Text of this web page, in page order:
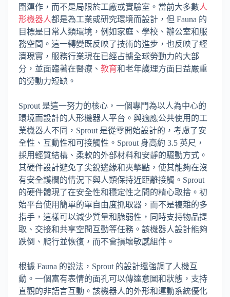
圍運作，而不是局限於工廠或實驗室。當前大多數人
形機器人都是為工業或研究環境而設計，但 Fauna 的
目標是日常人類環境，例如家庭、學校、辦公室和服
務空間。這一轉變既反映了技術的進步，也反映了經
濟現實，服務行業現在已經占據全球勞動力的大部
分，並面臨著在醫療、 教育和老年護理方面日益嚴重
的勞動力短缺。
Sprout 是這一努力的核心，一個專門為以人為中心的
環境而設計的人形機器人平台。與適應公共使用的工
業機器人不同，Sprout 是從零開始設計的，考慮了安
全性、互動性和可接觸性。Sprout 身高約 3.5 英尺，
採用輕質結構、柔軟的外部材料和安靜的驅動方式。
其硬件設計避免了尖銳邊緣和夾擊點，使其能夠在沒
有安全護欄的情況下與人類保持近距離接觸。Sprout
的硬件體現了在安全性和穩定性之間的精心取捨。初
始平台使用簡單的單自由度抓取器，而不是複雜的多
指手，這樣可以減少質量和脆弱性，同時支持物品提
取、交接和共享空間互動等任務。該機器人設計能夠
跌倒、爬行並恢復，而不會損壞敏感組件。
根據 Fauna 的說法，Sprout 的設計還強調了人機互
動。一個富有表情的面孔可以傳達意圖和狀態，支持
直觀的非語言互動。該機器人的外形和運動系統優化